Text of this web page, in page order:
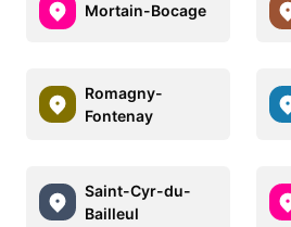
Mortain-Bocage
Romagny-
Fontenay
Saint-Cyr-du-
Bailleul